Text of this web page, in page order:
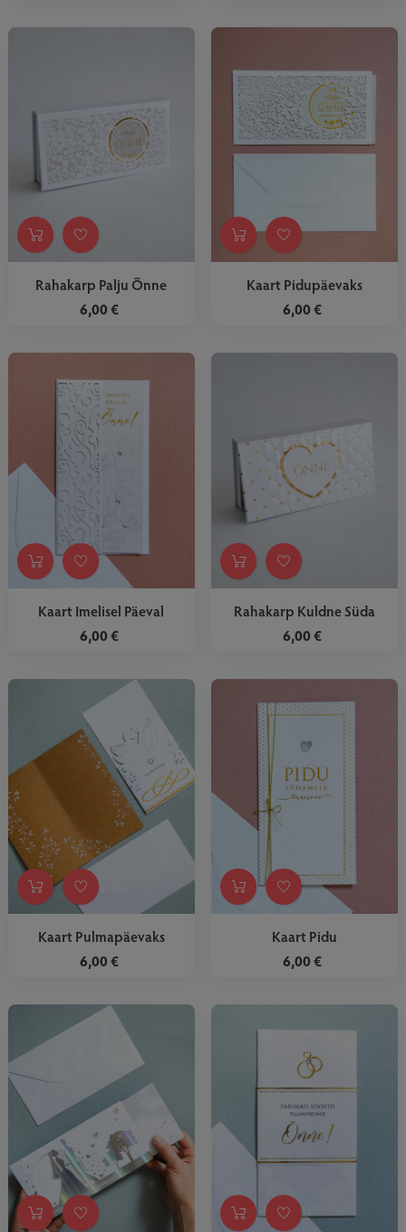
Rahakarp Palju Õnne
6,00 €
Kaart Pidupäevaks
6,00 €
Kaart Imelisel Päeval
6,00 €
Rahakarp Kuldne Süda
6,00 €
Kaart Pulmapäevaks
6,00 €
Kaart Pidu
6,00 €